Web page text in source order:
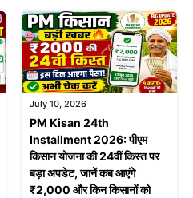
July 10, 2026
PM Kisan 24th
Installment 2026: पीएम
किसान योजना की 24वीं किस्त पर
बड़ा अपडेट, जानें कब आएंगे
₹2,000 और किन किसानों को